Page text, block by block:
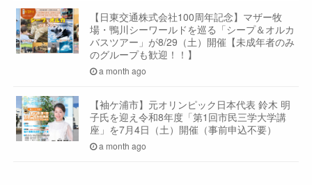
【日東交通株式会社100周年記念】マザー牧
場・鴨川シーワールドを巡る「シープ＆オルカ
バスツアー」が8/29（土）開催【未成年者のみ
のグループも歓迎！！】
a month ago
【袖ケ浦市】元オリンピック日本代表 鈴木 明
子氏を迎え令和8年度「第1回市民三学大学講
座」を7月4日（土）開催（事前申込不要）
a month ago